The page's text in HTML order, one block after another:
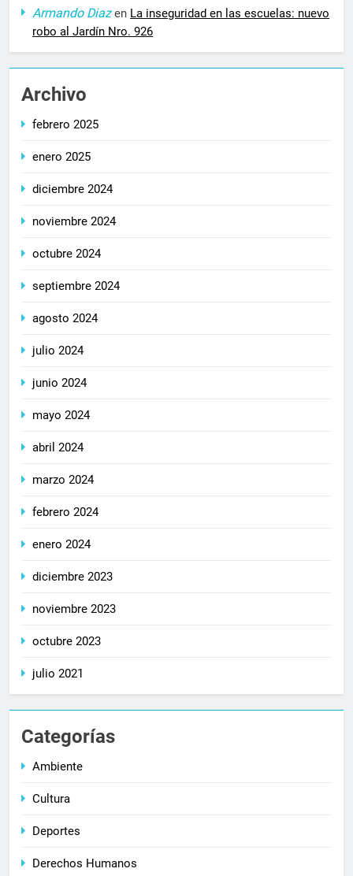
Armando Diazen La inseguridad en las escuelas: nuevo
robo al Jardín Nro. 926
Archivo
febrero 2025
enero 2025
diciembre 2024
noviembre 2024
octubre 2024
septiembre 2024
agosto 2024
julio 2024
junio 2024
mayo 2024
abril 2024
marzo 2024
febrero 2024
enero 2024
diciembre 2023
noviembre 2023
octubre 2023
julio 2021
Categorías
Ambiente
Cultura
Deportes
Derechos Humanos